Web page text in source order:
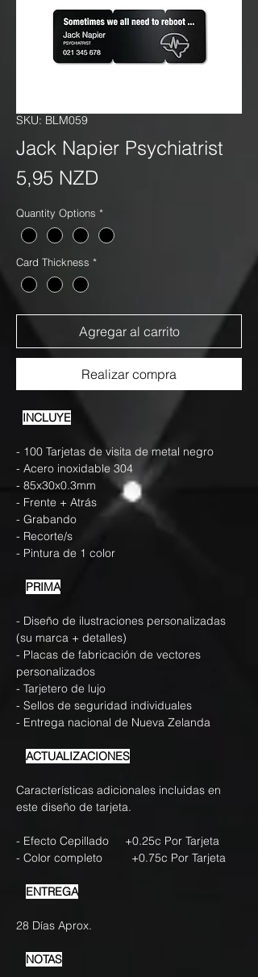
SKU: BLM059
Jack Napier Psychiatrist
5,95 NZD
Quantity Options *
Card Thickness *
Agregar al carrito
Realizar compra
INCLUYE
- 100 Tarjetas de visita de metal negro
- Acero inoxidable 304
- 85x30x0.3mm
- Frente + Atrás
- Grabando
- Recorte/s
- Pintura de 1 color
PRIMA
- Diseño de ilustraciones personalizadas
(su marca + detalles)
- Placas de fabricación de vectores
personalizados
- Tarjetero de lujo
- Sellos de seguridad individuales
- Entrega nacional de Nueva Zelanda
ACTUALIZACIONES
Características adicionales incluidas en
este diseño de tarjeta.
- Efecto Cepillado +0.25c Por Tarjeta
- Color completo +0.75c Por Tarjeta
ENTREGA
28 Días Aprox.
NOTAS